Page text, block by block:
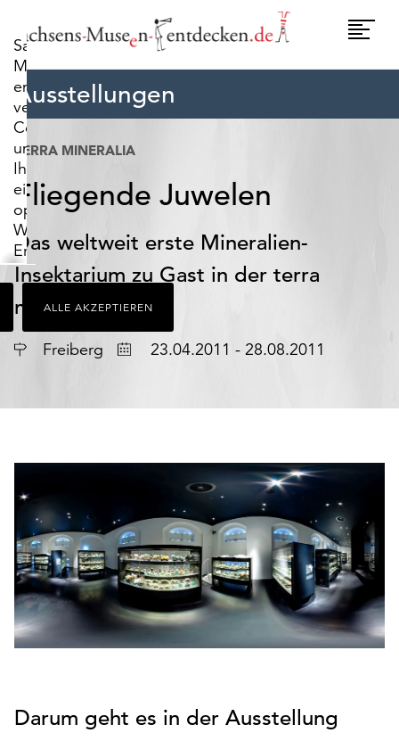
Sachsens-
Museen-
entdecken.de
verwendet
Cookies,
um
Ihnen
ein
optimales
Webseiten-
Erlebnis
zu
bieten.
Dazu
zählen
Cookies,
den
notwendig
sind
(funktionale
Cookies),
sowie
solche,
die
lediglich
genutzt
ALLE AKZEPTIEREN
Ausstellungen
TERRA MINERALIA
Fliegende Juwelen
Das weltweit erste Mineralien-
Insektarium zu Gast in der terra
mineralia
Ort Freiberg Datum23.04.2011 - 28.08.2011
Darum geht es in der Ausstellung